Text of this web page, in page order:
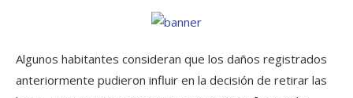
Algunos habitantes consideran que los daños registrados
anteriormente pudieron influir en la decisión de retirar las